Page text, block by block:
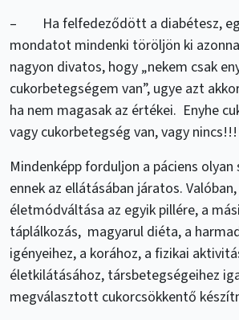
– Ha felfedeződött a diabétesz,
mondatot mindenki töröljön ki
nagyon divatos, hogy „nekem csak
cukorbetegségem van”, ugye azt
ha nem magasak az értékei. Enyhe
vagy cukorbetegség van, vagy nincs!!!
Mindenképp forduljon a páciens olyan
ennek az ellátásában járatos. Valóban,
életmódváltása az egyik pillére, a
táplálkozás, magyarul diéta, a
igényeihez, a korához, a fizikai
életkilátásához, társbetegségeihez
megválasztott cukorcsökkentő